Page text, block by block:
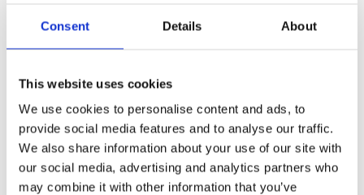
Consent Details About
This website uses cookies
We use cookies to personalise content and ads, to
provide social media features and to analyse our traffic.
We also share information about your use of our site with
our social media, advertising and analytics partners who
may combine it with other information that you’ve